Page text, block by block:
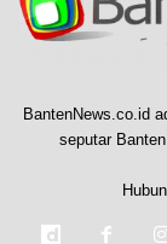
BantenNews.co.id
seputar